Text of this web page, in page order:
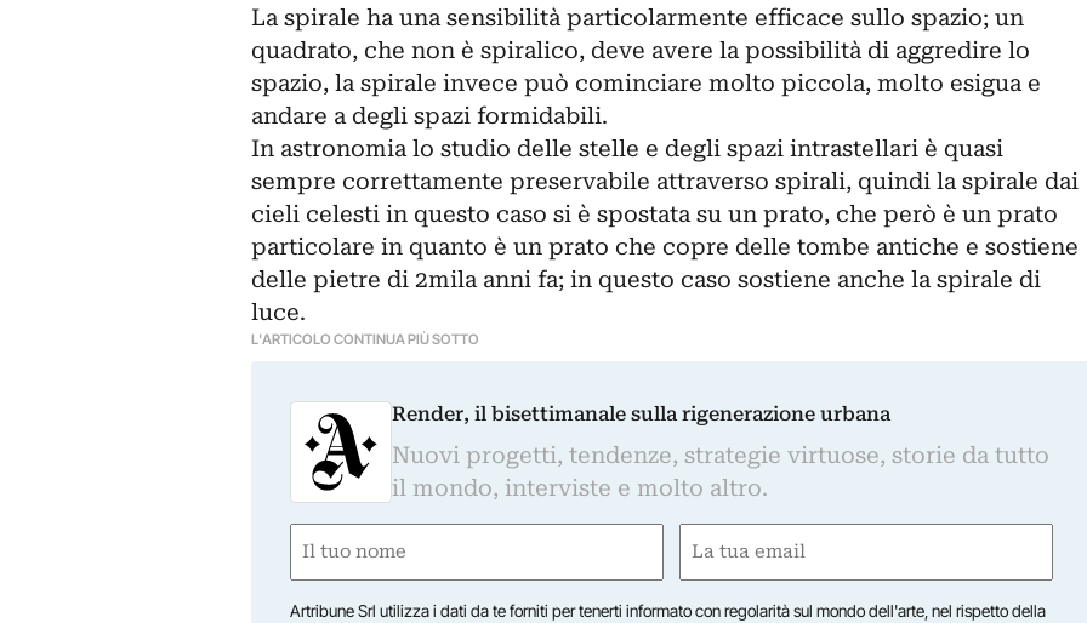
La spirale ha una sensibilità particolarmente efficace sullo spazio; un
quadrato, che non è spiralico, deve avere la possibilità di aggredire lo
spazio, la spirale invece può cominciare molto piccola, molto esigua e
andare a degli spazi formidabili.
In astronomia lo studio delle stelle e degli spazi intrastellari è quasi
sempre correttamente preservabile attraverso spirali, quindi la spirale dai
cieli celesti in questo caso si è spostata su un prato, che però è un prato
particolare in quanto è un prato che copre delle tombe antiche e sostiene
delle pietre di 2mila anni fa; in questo caso sostiene anche la spirale di
luce.
L'ARTICOLO CONTINUA PIÙ SOTTO
Render, il bisettimanale sulla rigenerazione urbana
Nuovi progetti, tendenze, strategie virtuose, storie da tutto
il mondo, interviste e molto altro.
Nome
First
Email
Artribune Srl utilizza i dati da te forniti per tenerti informato con regolarità sul mondo dell'arte, nel rispetto della